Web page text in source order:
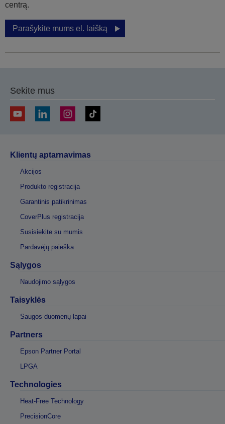
centrą.
Parašykite mums el. laišką
Sekite mus
Klientų aptarnavimas
Akcijos
Produkto registracija
Garantinis patikrinimas
CoverPlus registracija
Susisiekite su mumis
Pardavėjų paieška
Sąlygos
Naudojimo sąlygos
Taisyklės
Saugos duomenų lapai
Partners
Epson Partner Portal
LPGA
Technologies
Heat-Free Technology
PrecisionCore